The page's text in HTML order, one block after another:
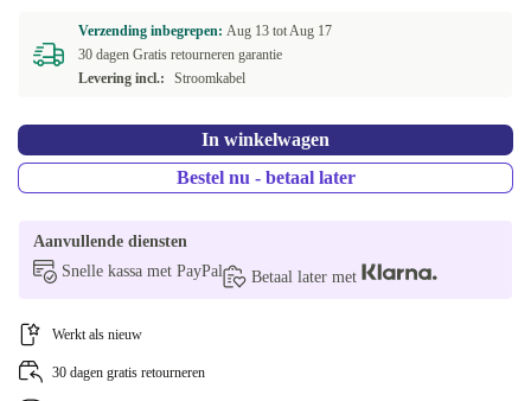
Verzending inbegrepen: Aug 13 totAug 17
30 dagen Gratis retourneren garantie
Levering incl.:
Stroomkabel
In winkelwagen
Bestel nu - betaal later
Aanvullende diensten
Snelle kassa met PayPal
Betaal later met
Werkt als nieuw
30 dagen gratis retourneren